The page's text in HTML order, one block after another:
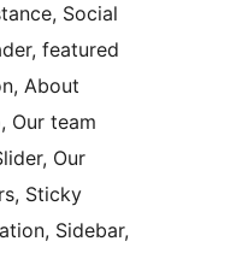
Social
featured
About
Our team
Our
Sticky
Sidebar,